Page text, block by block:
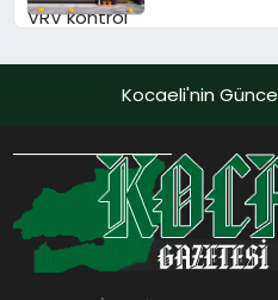
Kocaeli'nin